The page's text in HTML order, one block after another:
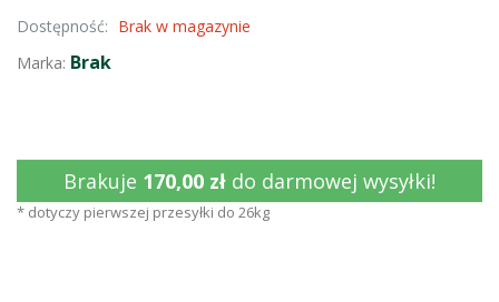
Dostępność: Brak w magazynie
Marka: Brak
Brakuje 170,00 zł do darmowej wysyłki!
* dotyczy pierwszej przesyłki do 26kg